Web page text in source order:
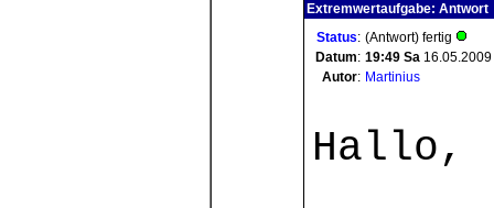
Extremwertaufgabe: Antwort
Status: (Antwort) fertig
Datum: 19:49 Sa 16.05.2009
Autor: Martinius
Hallo,